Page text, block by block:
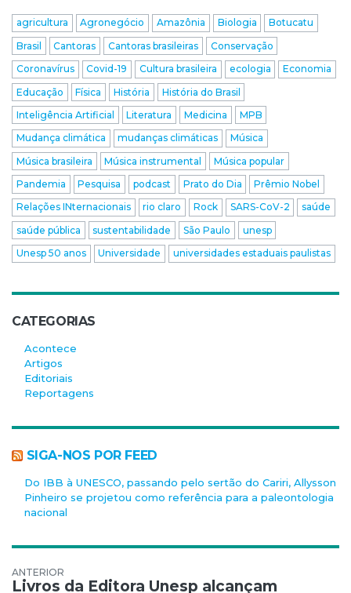
agricultura Agronegócio Amazônia Biologia
Botucatu
Brasil
Cantoras Cantoras brasileiras
Conservação
Coronavírus
Covid-19 Cultura brasileira ecologia
Economia
Educação
Física História
História do Brasil
Inteligência Artificial
Literatura Medicina
MPB
Mudança climática
mudanças climáticas
Música
Música brasileira
Música instrumental
Música popular
Pandemia
Pesquisa podcast Prato do Dia
Prêmio Nobel
Relações INternacionais
rio claro Rock SARS-CoV-2
saúde
saúde pública
sustentabilidade São Paulo
unesp
Unesp 50 anos
Universidade universidades estaduais paulistas
CATEGORIAS
Acontece
Artigos
Editoriais
Reportagens
SIGA-NOS POR FEED
Do IBB à UNESCO, passando pelo sertão do Cariri, Allysson
Pinheiro se projetou como referência para a paleontologia
nacional
Navegação de Post
Livros da Editora Unesp alcançam